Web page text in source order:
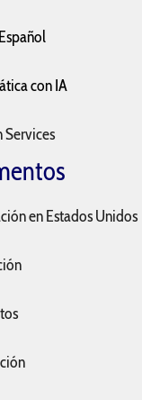
con IA
en Estados Unidos